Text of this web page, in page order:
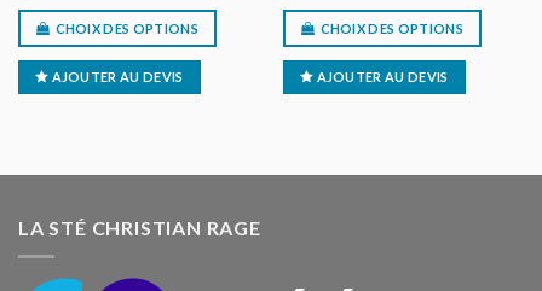
CHOIX DES OPTIONS
AJOUTER AU DEVIS
CHOIX DES OPTIONS
AJOUTER AU DEVIS
LA STÉ CHRISTIAN RAGE